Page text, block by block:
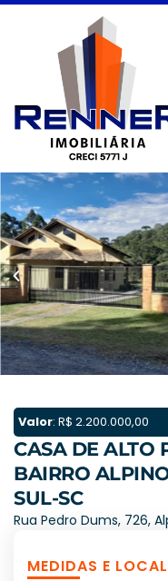
Valor: R$ 2.200.000,00
CASA DE ALTO
BAIRRO
SUL-SC
Rua Pedro Dums, 726,
MEDIDAS E